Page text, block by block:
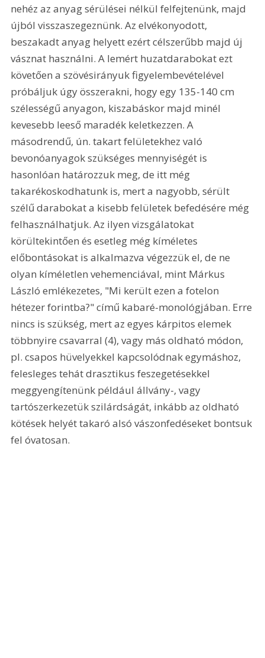
nehéz az anyag sérülései nélkül felfejtenünk, majd
újból visszaszegeznünk. Az elvékonyodott,
beszakadt anyag helyett ezért célszerűbb majd új
vásznat használni. A lemért huzatdarabokat ezt
követően a szövésirányuk figyelembevételével
próbáljuk úgy összerakni, hogy egy 135-140 cm
szélességű anyagon, kiszabáskor majd minél
kevesebb leeső maradék keletkezzen. A
másodrendű, ún. takart felületekhez való
bevonóanyagok szükséges mennyiségét is
hasonlóan határozzuk meg, de itt még
takarékoskodhatunk is, mert a nagyobb, sérült
szélű darabokat a kisebb felületek befedésére még
felhasználhatjuk. Az ilyen vizsgálatokat
körültekintően és esetleg még kíméletes
előbontásokat is alkalmazva végezzük el, de ne
olyan kíméletlen vehemenciával, mint Márkus
László emlékezetes, "Mi került ezen a fotelon
hétezer forintba?" című kabaré-monológjában. Erre
nincs is szükség, mert az egyes kárpitos elemek
többnyire csavarral (4), vagy más oldható módon,
pl. csapos hüvelyekkel kapcsolódnak egymáshoz,
felesleges tehát drasztikus feszegetésekkel
meggyengítenünk például állvány-, vagy
tartószerkezetük szilárdságát, inkább az oldható
kötések helyét takaró alsó vászonfedéseket bontsuk
fel óvatosan.